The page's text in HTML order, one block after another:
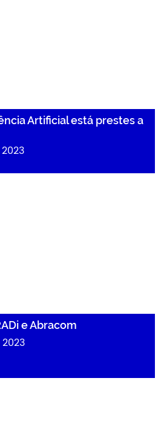
Artificial está prestes a
e Abracom